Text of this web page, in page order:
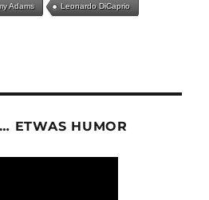
Adams Leonardo DiCaprio
ETWAS HUMOR